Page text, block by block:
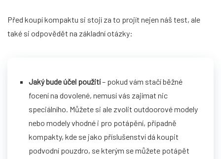
Před koupí kompaktu si stojí za to projít nejen náš test, ale
také si odpovědět na základní otázky:
Jaký bude účel použití– pokud vám stačí běžné
focení na dovolené, nemusí vás zajímat nic
speciálního. Můžete si ale zvolit outdoorové modely
nebo modely vhodné i pro potápění, případně
kompakty, kde se jako příslušenství dá koupit
podvodní pouzdro, se kterým se můžete potápět